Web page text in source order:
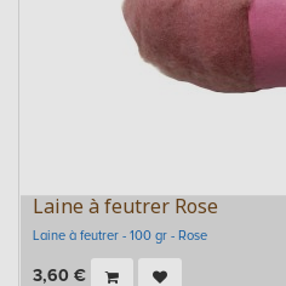
Laine à feutrer Rose
Laine à feutrer - 100 gr - Rose
3,60 €